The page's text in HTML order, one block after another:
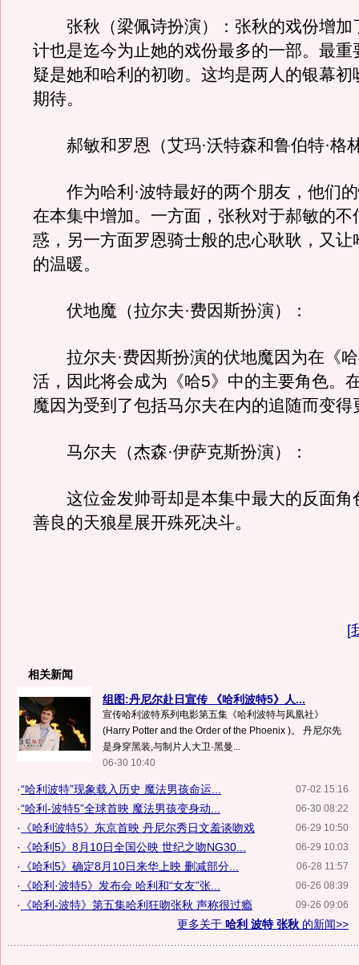
张秋（梁佩诗扮演）：张秋的戏份增加
计也是迄今为止她的戏份最多的一部。最重
疑是她和哈利的初吻。这均是两人的银幕初
期待。
郝敏和罗恩（艾玛·沃特森和鲁伯特·格
作为哈利·波特最好的两个朋友，他们的
在本集中增加。一方面，张秋对于郝敏的不
惑，另一方面罗恩骑士般的忠心耿耿，又让
的温暖。
伏地魔（拉尔夫·费因斯扮演）：
拉尔夫·费因斯扮演的伏地魔因为在《
活，因此将会成为《哈5》中的主要角色。
魔因为受到了包括马尔夫在内的追随而变得
马尔夫（杰森·伊萨克斯扮演）：
这位金发帅哥却是本集中最大的反面角
善良的天狼星展开殊死决斗。
[
相关新闻
组图:丹尼尔赴日宣传 《哈利波特5》人...
宣传哈利波特系列电影第五集《哈利波特与凤凰社》
(Harry Potter and the Order of the Phoenix )。 丹尼尔先
是身穿黑装,与制片人大卫·黑曼...
06-30 10:40
07-02 15:16
·“哈利波特”现象载入历史 魔法男孩命运...
06-30 08:22
·“哈利-波特5”全球首映 魔法男孩变身动...
06-29 10:50
· 《哈利波特5》东京首映 丹尼尔秀日文羞谈吻戏
06-29 10:03
· 《哈利5》8月10日全国公映 世纪之吻NG30...
06-28 11:57
· 《哈利5》确定8月10日来华上映 删减部分...
06-26 08:39
· 《哈利·波特5》发布会 哈利和“女友”张...
09-26 09:06
·
《哈利-波特》第五集哈利狂吻张秋 声称很过瘾
更多关于 哈利 波特 张秋 的新闻>>